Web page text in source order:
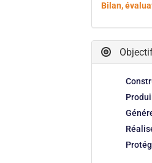
Bilan,